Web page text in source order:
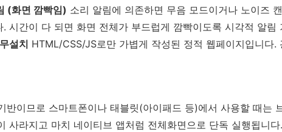
(화면 깜빡임) 소리 알림에 의존하면 무음 모드이거나 노이즈
. 시간이 다 되면 화면 전체가 부드럽게 깜빡이도록 시각적 알림
설치 HTML/CSS/JS로만 가볍게 작성된 정적 웹페이지입니다.
반이므로 스마트폰이나 태블릿(아이패드 등)에서 사용할 때는
사라지고 마치 네이티브 앱처럼 전체화면으로 단독 실행됩니다.